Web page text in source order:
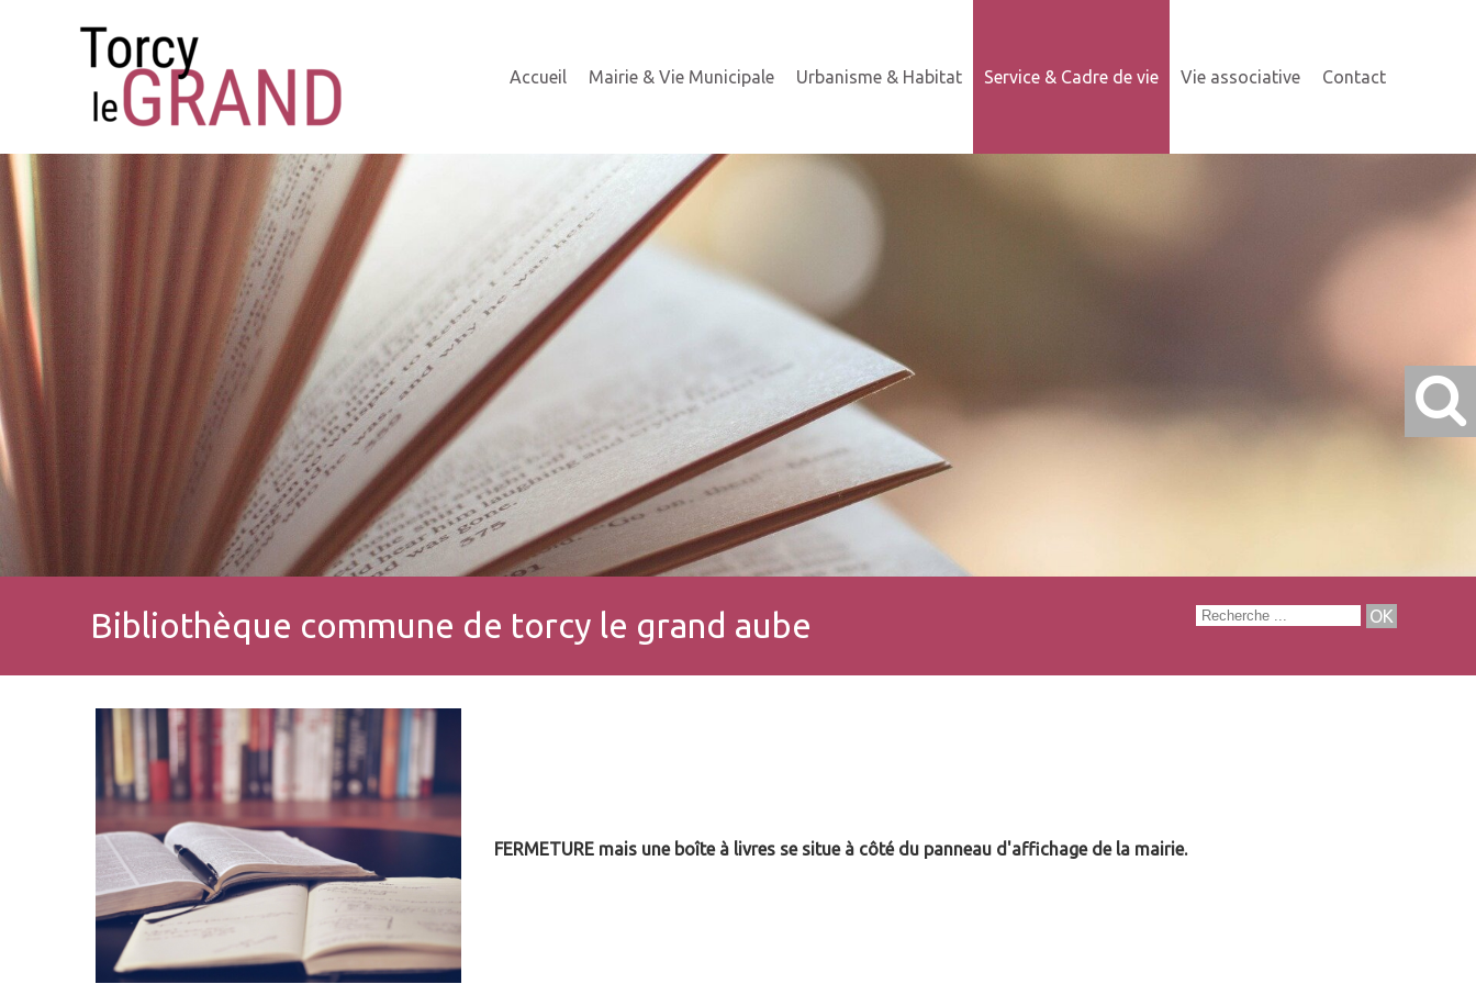
Accueil Mairie & Vie Municipale Urbanisme & Habitat Service & Cadre de vie Vie associative Contact
Bibliothèque commune de torcy le grand aube
FERMETURE mais une boîte à livres se situe à côté du panneau d'affichage de la mairie.